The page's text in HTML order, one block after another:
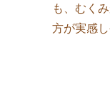
も、むく
方が実感し